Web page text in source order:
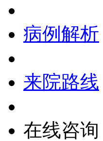
病例解析
来院路线
在线咨询